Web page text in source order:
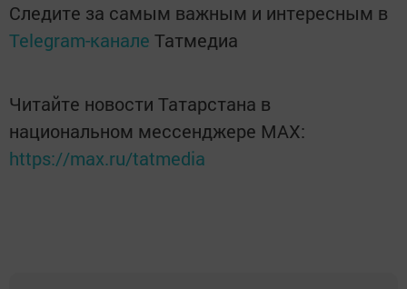
Следите за самым важным и интересным в
Telegram-канале Татмедиа
Читайте новости Татарстана в
национальном мессенджере MАХ:
https://max.ru/tatmedia